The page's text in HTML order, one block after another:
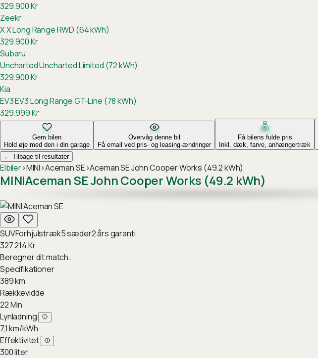
329.900Kr
Zeekr
XX Long Range RWD (64 kWh)
329.900Kr
Subaru
UnchartedUncharted Limited (72 kWh)
329.900Kr
Kia
EV3EV3 Long Range GT-Line (78 kWh)
329.999Kr
Gem bilen
Hold øje med den i din garage
Overvåg denne bil
Få email ved pris- og leasing-ændringer
Få bilens fulde pris
Inkl. dæk, farve, anhængertræk
← Tilbage til resultater
Elbiler›MINI›Aceman SE›Aceman SE John Cooper Works (49.2 kWh)
MINIAceman SE John Cooper Works (49.2 kWh)
SUVForhjulstræk5sæder2års garanti
327.214Kr
Beregner dit match…
Specifikationer
389km
Rækkevidde
22Min
Lynladning
7,1km/kWh
Effektivitet
300liter